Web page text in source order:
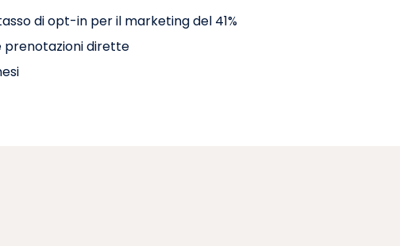
di opt-in per il marketing del 41%
prenotazioni dirette